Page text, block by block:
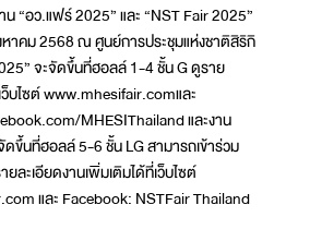
“อว.แฟร์ 2025” และ “NST Fair 2025”
หาคม 2568 ณ ศูนย์การประชุมแห่งชาติสิริกิ
จะจัดขึ้นที่ฮอลล์ 1-4 ชั้น G ดูราย
ว็บไซต์ www.mhesifair.comและ
MHESIThailand และงาน
ขึ้นที่ฮอลล์ 5-6 ชั้น LG สามารถเข้าร่วม
ละเอียดงานเพิ่มเติมได้ที่เว็บไซต์
และ Facebook: NSTFair Thailand